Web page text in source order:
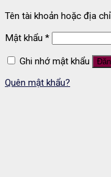
Tên tài khoản hoặc địa
Mật khẩu *
Ghi nhớ mật khẩu
Quên mật khẩu?